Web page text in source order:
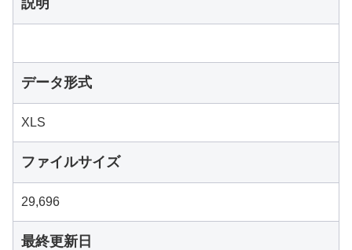
説明
データ形式
XLS
ファイルサイズ
29,696
最終更新日